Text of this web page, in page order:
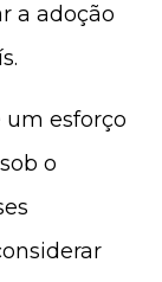
a adoção
um esforço
o